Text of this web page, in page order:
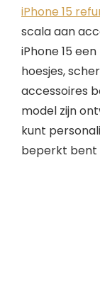
iPhone 15
scala aan
iPhone 15
hoesjes,
accessoires
model zijn
kunt
beperkt bent